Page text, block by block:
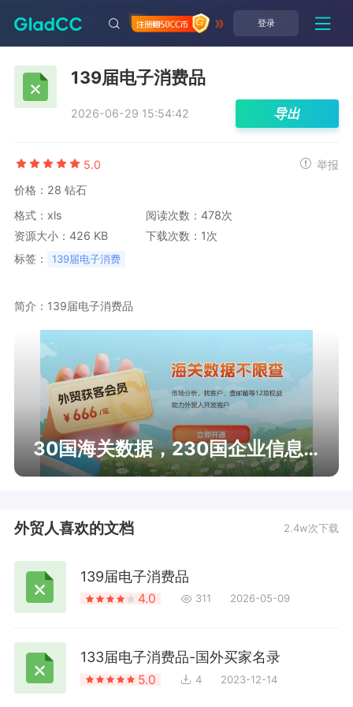
登录
139届电子消费品
2026-06-29 15:54:42 导出
5.0
举报
价格：28 钻石
格式：xls
阅读次数：478次
资源大小：426 KB
下载次数：1次
标签：
139届电子消费
简介：139届电子消费品
30国海关数据，230国企业信息查询
外贸人喜欢的文档 2.4w次下载
139届电子消费品
4.0 311 2026-05-09
133届电子消费品-国外买家名录
5.0 4 2023-12-14